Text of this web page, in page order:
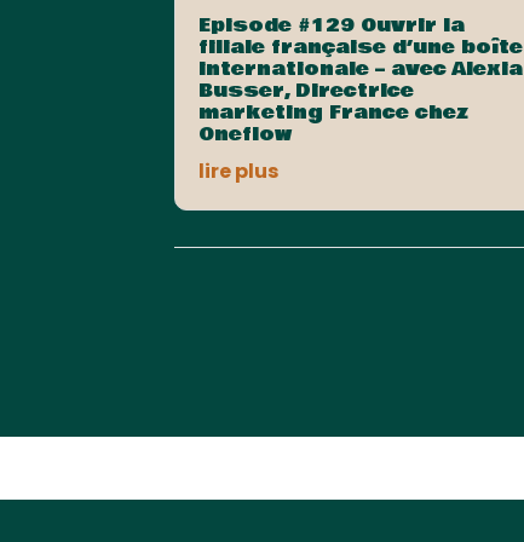
Episode #129 Ouvrir la
filiale française d’une boîte
internationale – avec Alexia
Busser, Directrice
marketing France chez
Oneflow
lire plus